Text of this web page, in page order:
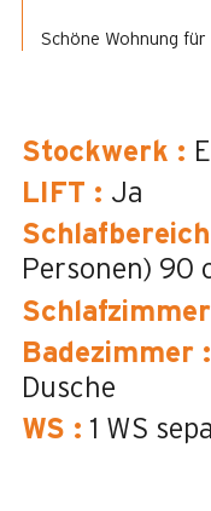
Schöne Wohnung
Stockwerk :
LIFT : Ja
Schlafbereich
Personen) 90
Schlafzimmer
Badezimmer :
Dusche
WS : 1 WS